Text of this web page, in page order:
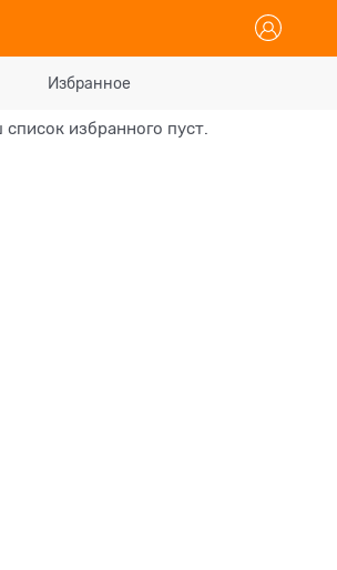
Избранное
список избранного пуст.